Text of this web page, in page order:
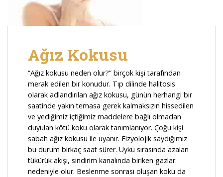
Ağız Kokusu
“Ağız kokusu neden olur?” birçok kişi tarafından
merak edilen bir konudur. Tıp dilinde halitosis
olarak adlandırılan ağız kokusu, günün herhangi bir
saatinde yakın temasa gerek kalmaksızın hissedilen
ve yediğimiz içtiğimiz maddelere bağlı olmadan
duyulan kötü koku olarak tanımlanıyor. Çoğu kişi
sabah ağız kokusu ile uyanır. Fizyolojik saydığımız
bu durum birkaç saat sürer. Uyku sırasında azalan
tükürük akışı, sindirim kanalında biriken gazlar
nedeniyle olur. Beslenme sonrası oluşan koku da